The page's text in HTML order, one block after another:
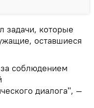
задачи, которые
оставшиеся
соблюдением
диалога", —